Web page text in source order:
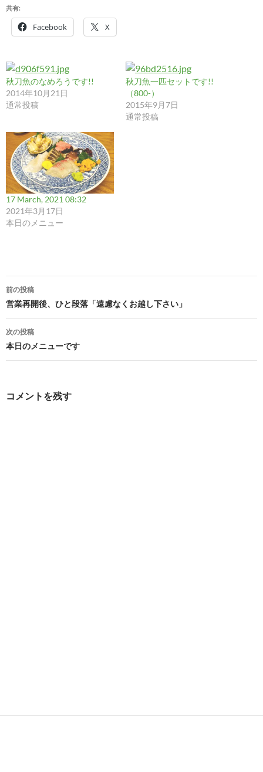
共有:
Facebook X
秋刀魚のなめろうです!!
2014年10月21日
通常投稿
秋刀魚一匹セットです!!
（800-）
2015年9月7日
通常投稿
17 March, 2021 08:32
2021年3月17日
本日のメニュー
投
稿
ナ
ビ
前の投稿
営業再開後、ひと段落「遠慮なくお越し下さい」
次の投稿
本日のメニューです
コメントを残す